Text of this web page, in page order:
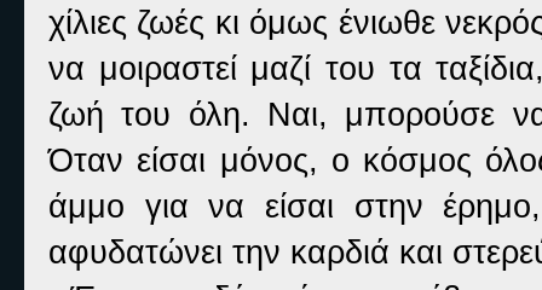
χίλιες ζωές κι όμως ένιωθε
να μοιραστεί μαζί του τα
ζωή του όλη. Ναι, μπορούσε να
Όταν είσαι μόνος, ο κόσμος
άμμο για να είσαι στην
αφυδατώνει την καρδιά και